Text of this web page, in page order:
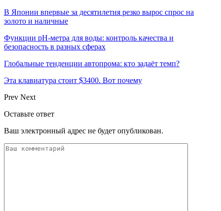
В Японии впервые за десятилетия резко вырос спрос на
золото и наличные
Функции pH-метра для воды: контроль качества и
безопасность в разных сферах
Глобальные тенденции автопрома: кто задаёт темп?
Эта клавиатура стоит $3400. Вот почему
Prev Next
Оставьте ответ
Ваш электронный адрес не будет опубликован.